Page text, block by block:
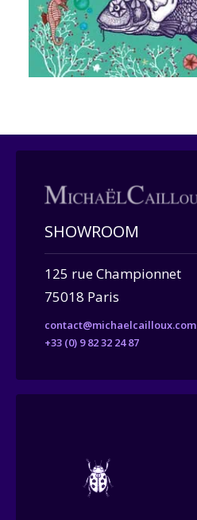
SHOWROOM
125 rue Championnet
75018 Paris
contact@michaelcailloux.com
+33 (0) 9 82 32 24 87